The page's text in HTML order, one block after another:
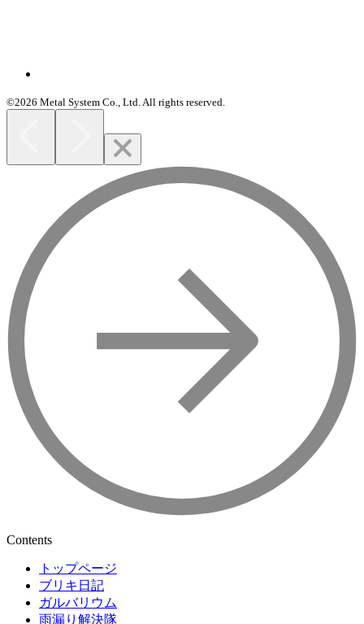
©2026 Metal System Co., Ltd. All rights reserved.
Contents
トップページ
ブリキ日記
ガルバリウム
雨漏り解決隊